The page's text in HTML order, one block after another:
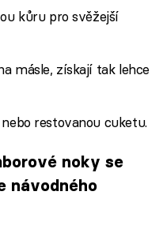
kůru pro svěžejší
másle, získají tak lehce
restovanou cuketu.
noky se
návodného